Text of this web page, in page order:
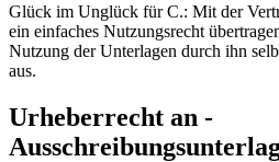
Glück im Unglück für C.: Mit der
ein einfaches Nutzungsrecht
Nutzung der Unterlagen durch ihn
aus.
Urheberrecht an ­